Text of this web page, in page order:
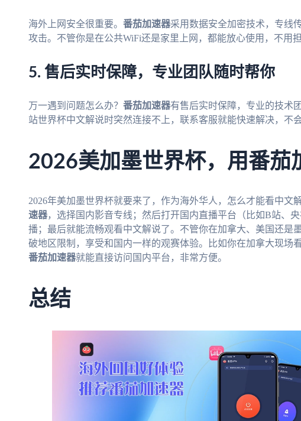
海外上网安全很重要。 番茄加速器采用数据安全加密技术，专线
攻击。不管你是在公共WiFi还是家里上网，都能放心使用，不用
5. 售后实时保障，专业团队随时帮你
万一遇到问题怎么办？ 番茄加速器有售后实时保障，专业的技术
站世界杯中文解说时突然连接不上，联系客服就能快速解决，不
2026美加墨世界杯，用番茄
2026年美加墨世界杯就要来了，作为海外华人，怎么才能看中文
速器，选择国内影音专线；然后打开国内直播平台（比如B站、
播；最后就能流畅观看中文解说了。不管你在加拿大、美国还是
破地区限制，享受和国内一样的观赛体验。比如你在加拿大现场
番茄加速器就能直接访问国内平台，非常方便。
总结